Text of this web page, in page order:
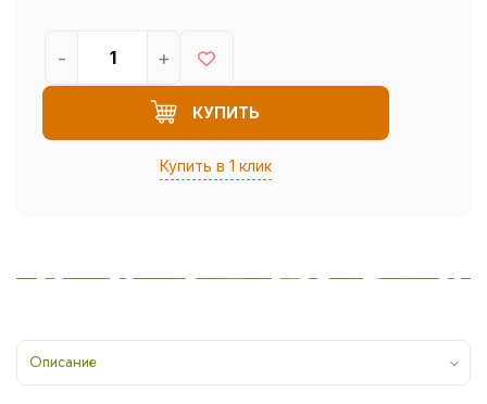
КУПИТЬ
Купить в 1 клик
- +
Описание